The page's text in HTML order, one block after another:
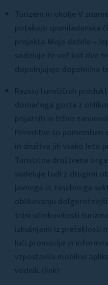
Turizem in okolje V
potekajo spomladanska
projekta Moja dežele –
sodeluje že več kot dve
dopolnjujejo dopolnilna
Razvoj turističnih
domačega gosta z
prijaznih in tržno
Prireditve so
in društva jih vsako leto
Turistična društvena
sodeluje tudi z drugimi
javnega in zasebnega
oblikovanju
tržni učinkovitosti
izkušnjami iz preteklosti
luči promocije in
vzpostavila mobilno
vodnik. (link)